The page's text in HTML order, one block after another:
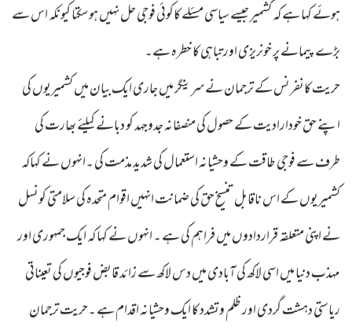
ہوئے کہا ہے کہ کشمیر جیسے سیاسی مسئلے کاکوئی فوجی حل نہیں ہوسکتا کیونکہ اس سے
بڑے پیمانے پر خونریزی اور تباہی کا خطرہ ہے۔
حریت کانفرنس کے ترجمان نے سرینگر میں جاری ایک بیان میں کشمیریوں کی
اپنے حق خودارادیت کے حصول کی منصفانہ جدوجہد کو دبانے کیلئے بھارت کی
طرف سے فوجی طاقت کے وحشیانہ استعمال کی شدید مذمت کی ۔انہوں نے کہاکہ
کشمیریوں کے اس ناقابل تنسیخ حق کی ضمانت انہیں اقوام متحدہ کی سلامتی کونسل
نے اپنی متعلقہ قراردادوں میں فراہم کی ہے ۔ انہوں نے کہا کہ ایک جمہوری اور
مہذب دنیا میں اسی لاکھ کی آبادی میں دس لاکھ سے زائد قابض فوجیوں کی تعیناتی
ریاستی دہشت گردی اور ظلم وتشدد کا ایک وحشیانہ اقدام ہے ۔حریت ترجمان